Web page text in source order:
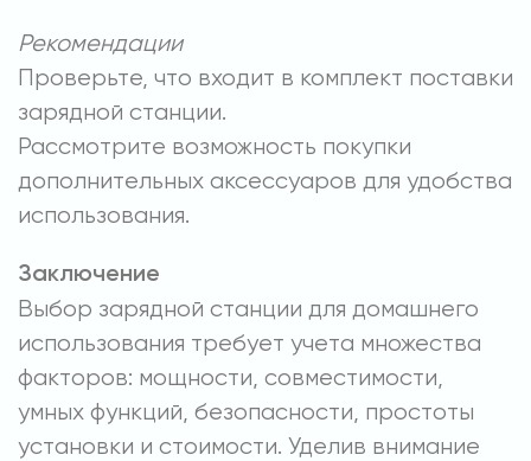
Рекомендации
Проверьте, что входит в комплект поставки
зарядной станции.
Рассмотрите возможность покупки
дополнительных аксессуаров для удобства
использования.
Заключение
Выбор зарядной станции для домашнего
использования требует учета множества
факторов: мощности, совместимости,
умных функций, безопасности, простоты
установки и стоимости. Уделив внимание